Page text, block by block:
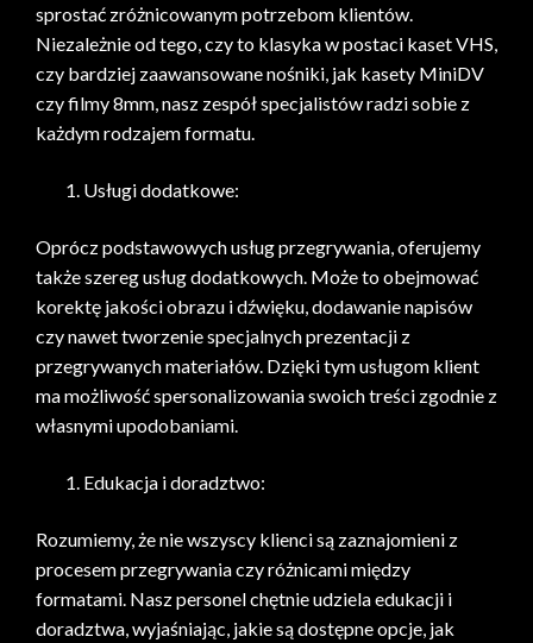
sprostać zróżnicowanym potrzebom klientów.
Niezależnie od tego, czy to klasyka w postaci kaset VHS,
czy bardziej zaawansowane nośniki, jak kasety MiniDV
czy filmy 8mm, nasz zespół specjalistów radzi sobie z
każdym rodzajem formatu.
Usługi dodatkowe:
Oprócz podstawowych usług przegrywania, oferujemy
także szereg usług dodatkowych. Może to obejmować
korektę jakości obrazu i dźwięku, dodawanie napisów
czy nawet tworzenie specjalnych prezentacji z
przegrywanych materiałów. Dzięki tym usługom klient
ma możliwość spersonalizowania swoich treści zgodnie z
własnymi upodobaniami.
Edukacja i doradztwo:
Rozumiemy, że nie wszyscy klienci są zaznajomieni z
procesem przegrywania czy różnicami między
formatami. Nasz personel chętnie udziela edukacji i
doradztwa, wyjaśniając, jakie są dostępne opcje, jak